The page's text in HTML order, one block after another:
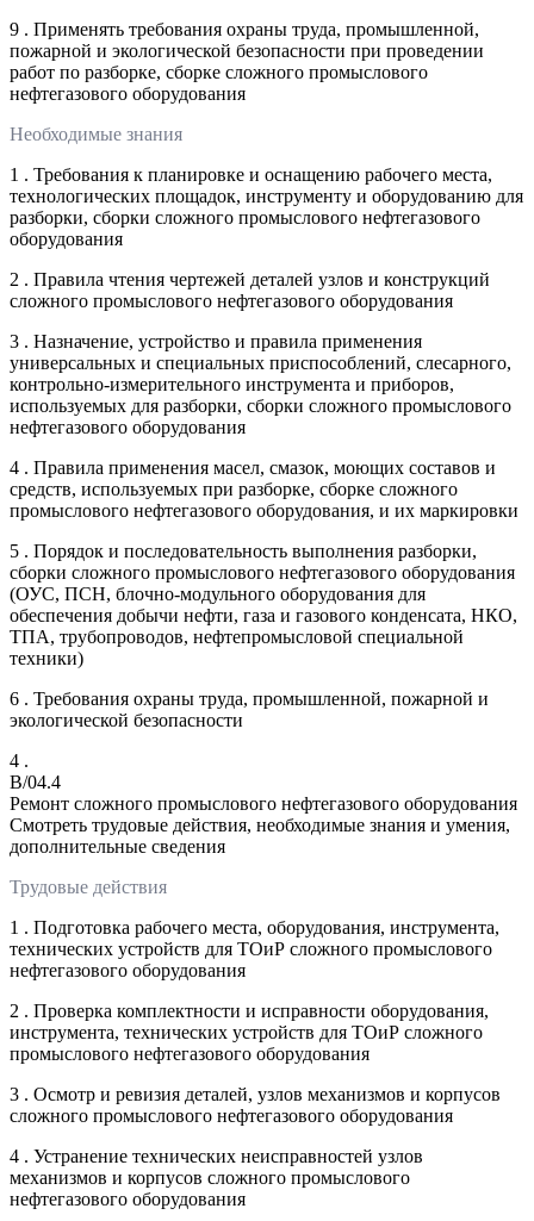
9 . Применять требования охраны труда, промышленной,
пожарной и экологической безопасности при проведении
работ по разборке, сборке сложного промыслового
нефтегазового оборудования
Необходимые знания
1 . Требования к планировке и оснащению рабочего места,
технологических площадок, инструменту и оборудованию для
разборки, сборки сложного промыслового нефтегазового
оборудования
2 . Правила чтения чертежей деталей узлов и конструкций
сложного промыслового нефтегазового оборудования
3 . Назначение, устройство и правила применения
универсальных и специальных приспособлений, слесарного,
контрольно-измерительного инструмента и приборов,
используемых для разборки, сборки сложного промыслового
нефтегазового оборудования
4 . Правила применения масел, смазок, моющих составов и
средств, используемых при разборке, сборке сложного
промыслового нефтегазового оборудования, и их маркировки
5 . Порядок и последовательность выполнения разборки,
сборки сложного промыслового нефтегазового оборудования
(ОУС, ПСН, блочно-модульного оборудования для
обеспечения добычи нефти, газа и газового конденсата, НКО,
ТПА, трубопроводов, нефтепромысловой специальной
техники)
6 . Требования охраны труда, промышленной, пожарной и
экологической безопасности
4 .
B/04.4
Ремонт сложного промыслового нефтегазового оборудования
Смотреть трудовые действия, необходимые знания и умения,
дополнительные сведения
Трудовые действия
1 . Подготовка рабочего места, оборудования, инструмента,
технических устройств для ТОиР сложного промыслового
нефтегазового оборудования
2 . Проверка комплектности и исправности оборудования,
инструмента, технических устройств для ТОиР сложного
промыслового нефтегазового оборудования
3 . Осмотр и ревизия деталей, узлов механизмов и корпусов
сложного промыслового нефтегазового оборудования
4 . Устранение технических неисправностей узлов
механизмов и корпусов сложного промыслового
нефтегазового оборудования